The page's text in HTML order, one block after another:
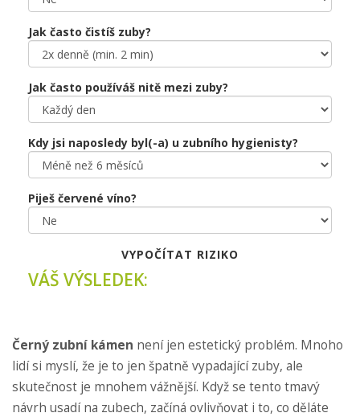
Jak často čistíš zuby?
Jak často používáš nitě mezi zuby?
Kdy jsi naposledy byl(-a) u zubního hygienisty?
Piješ červené víno?
VYPOČÍTAT RIZIKO
VÁŠ VÝSLEDEK:
Černý zubní kámen není jen estetický problém. Mnoho
lidí si myslí, že je to jen špatně vypadající zuby, ale
skutečnost je mnohem vážnější. Když se tento tmavý
návrh usadí na zubech, začíná ovlivňovat i to, co děláte